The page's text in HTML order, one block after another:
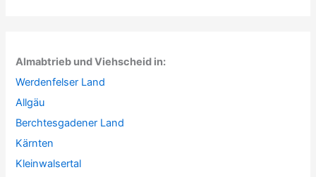
Almabtrieb und Viehscheid in:
Werdenfelser Land
Allgäu
Berchtesgadener Land
Kärnten
Kleinwalsertal